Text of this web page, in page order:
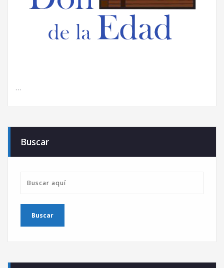
…
Buscar